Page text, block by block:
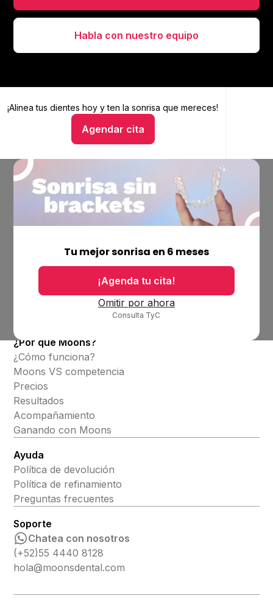
Habla con nuestro equipo
¡Alinea tus dientes hoy yten la sonrisa que mereces!
Agendar cita
Alinea tus dientes hoy y ten la sonrisa que mereces
Hablar con un asesor
Tu mejor sonrisa en 6 meses
¡Agenda tu cita!
Omitir por ahora
Consulta TyC
Ubicaciones
Bolsa de trabajo
¿Por qué Moons?
¿Cómo funciona?
Moons VS competencia
Precios
Resultados
Acompañamiento
Ganando con Moons
Ayuda
Política de devolución
Política de refinamiento
Preguntas frecuentes
Soporte
Chatea con nosotros
(+52)55 4440 8128
hola@moonsdental.com